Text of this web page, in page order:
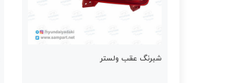
شبرنگ عقب ولستر